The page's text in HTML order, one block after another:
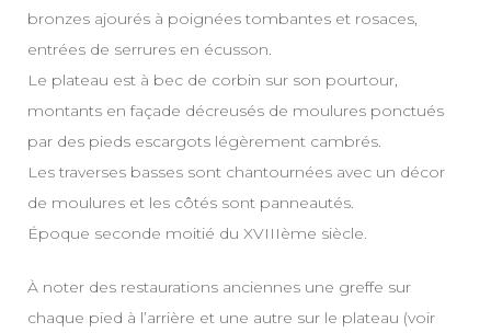
bronzes ajourés à poignées tombantes et rosaces,
entrées de serrures en écusson.
Le plateau est à bec de corbin sur son pourtour,
montants en façade décreusés de moulures ponctués
par des pieds escargots légèrement cambrés.
Les traverses basses sont chantournées avec un décor
de moulures et les côtés sont panneautés.
Époque seconde moitié du XVIIIème siècle.
À noter des restaurations anciennes une greffe sur
chaque pied à l’arrière et une autre sur le plateau (voir